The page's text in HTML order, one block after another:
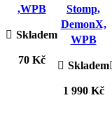
,WPB
Skladem
70 Kč
Stomp,
DemonX,
WPB
Skladem
1 990 Kč